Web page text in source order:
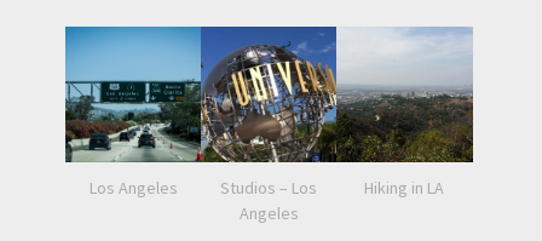
Los Angeles
Studios – Los
Angeles
Hiking in LA